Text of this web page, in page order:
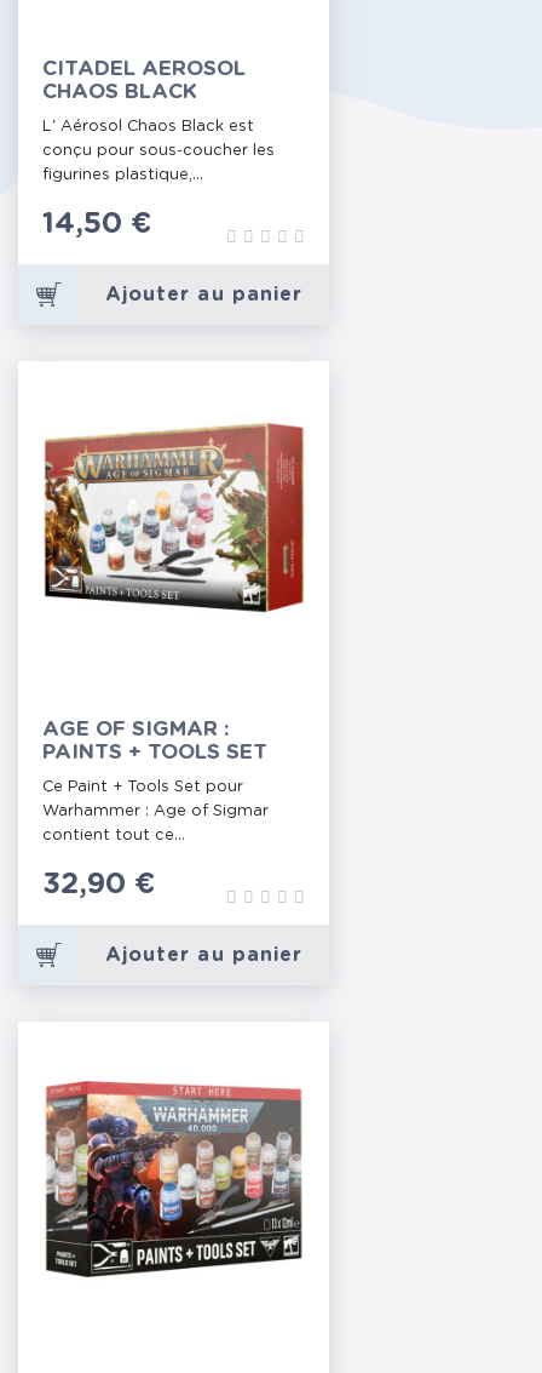
CITADEL AEROSOL
CHAOS BLACK
L' Aérosol Chaos Black est
conçu pour sous-coucher les
figurines plastique,...
Prix
14,50 €
Ajouter au panier
AGE OF SIGMAR :
PAINTS + TOOLS SET
Ce Paint + Tools Set pour
Warhammer : Age of Sigmar
contient tout ce...
Prix
32,90 €
Ajouter au panier